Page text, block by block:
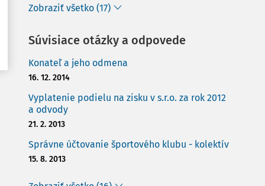
Zobraziť všetko (17)
Súvisiace otázky a odpovede
Konateľ a jeho odmena
16. 12. 2014
Vyplatenie podielu na zisku v s.r.o. za rok 2012
a odvody
21. 2. 2013
Správne účtovanie športového klubu - kolektív
15. 8. 2013